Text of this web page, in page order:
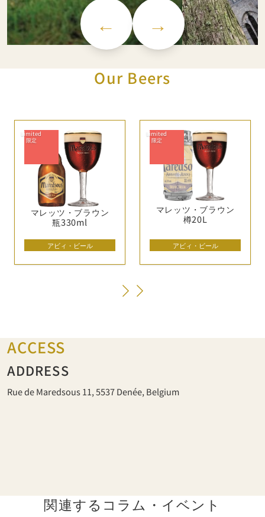
← →
Our Beers
マレッツ・ ブラウン
瓶330ml
アビィ・ビール
マレッツ・ ブラウン
樽20L
アビィ・ビール
ACCESS
ADDRESS
Rue de Maredsous 11, 5537 Denée, Belgium
関連するコラム・ イベント